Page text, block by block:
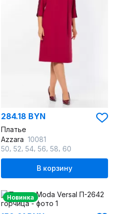
284.18 BYN
Платье
Azzara 10081
50 52 54 56 58 60
В корзину
Новинка